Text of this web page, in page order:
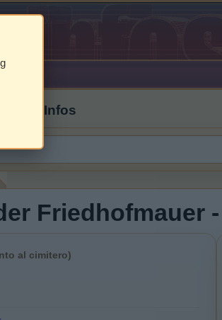
DVD Infos
Friedhofmauer
al cimitero)